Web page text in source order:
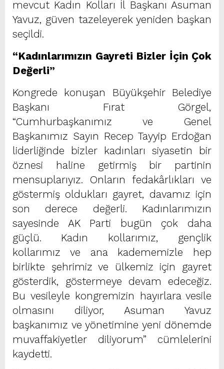
mevcut Kadın Kolları İl Başkanı Asuman
Yavuz, güven tazeleyerek yeniden başkan
seçildi.
“Kadınlarımızın Gayreti Bizler İçin Çok
Değerli”
Kongrede konuşan Büyükşehir Belediye
Başkanı Fırat Görgel,
“Cumhurbaşkanımız ve Genel
Başkanımız Sayın Recep Tayyip Erdoğan
liderliğinde bizler kadınları siyasetin bir
öznesi haline getirmiş bir partinin
mensuplarıyız. Onların fedakârlıkları ve
göstermiş oldukları gayret, davamız için
son derece değerli. Kadınlarımızın
sayesinde AK Parti bugün çok daha
güçlü. Kadın kollarımız, gençlik
kollarımız ve ana kadememizle hep
birlikte şehrimiz ve ülkemiz için gayret
gösterdik, göstermeye devam edeceğiz.
Bu vesileyle kongremizin hayırlara vesile
olmasını diliyor, Asuman Yavuz
başkanımız ve yönetimine yeni dönemde
muvaffakiyetler diliyorum” cümlelerini
kaydetti.